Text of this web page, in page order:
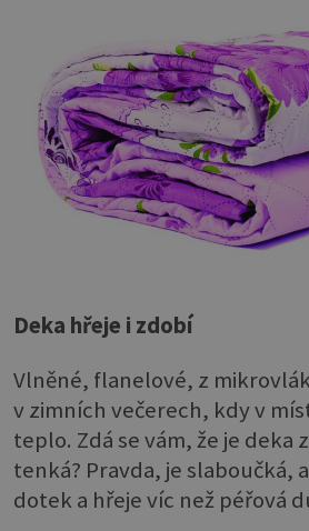
Deka hřeje i zdobí
Vlněné, flanelové, z
v zimních večerech, kdy v
teplo. Zdá se vám, že je deka
tenká? Pravda, je slaboučká,
dotek a hřeje víc než péřová